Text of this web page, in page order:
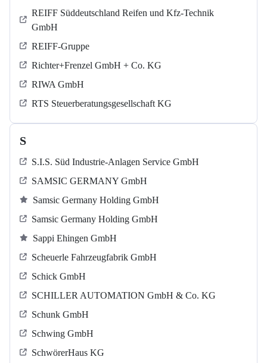
REIFF Süddeutschland Reifen und Kfz-Technik
GmbH
REIFF-Gruppe
Richter+Frenzel GmbH + Co. KG
RIWA GmbH
RTS Steuerberatungsgesellschaft KG
S
S.I.S. Süd Industrie-Anlagen Service GmbH
SAMSIC GERMANY GmbH
Samsic Germany Holding GmbH
Samsic Germany Holding GmbH
Sappi Ehingen GmbH
Scheuerle Fahrzeugfabrik GmbH
Schick GmbH
SCHILLER AUTOMATION GmbH & Co. KG
Schunk GmbH
Schwing GmbH
SchwörerHaus KG